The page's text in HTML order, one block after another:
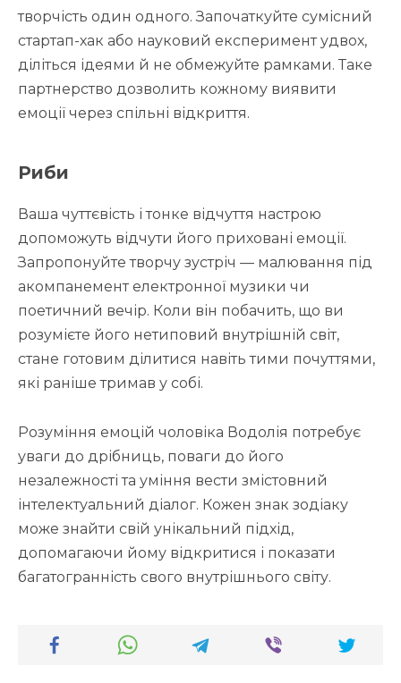
творчість один одного. Започаткуйте сумісний
стартап-хак або науковий експеримент удвох,
діліться ідеями й не обмежуйте рамками. Таке
партнерство дозволить кожному виявити
емоції через спільні відкриття.
Риби
Ваша чуттєвість і тонке відчуття настрою
допоможуть відчути його приховані емоції.
Запропонуйте творчу зустріч — малювання під
акомпанемент електронної музики чи
поетичний вечір. Коли він побачить, що ви
розумієте його нетиповий внутрішній світ,
стане готовим ділитися навіть тими почуттями,
які раніше тримав у собі.
Розуміння емоцій чоловіка Водолія потребує
уваги до дрібниць, поваги до його
незалежності та уміння вести змістовний
інтелектуальний діалог. Кожен знак зодіаку
може знайти свій унікальний підхід,
допомагаючи йому відкритися і показати
багатогранність свого внутрішнього світу.